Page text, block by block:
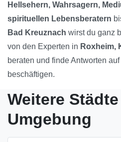
Hellsehern, Wahrsagern,
spirituellen Lebensberatern
Bad Kreuznach wirst du ganz
von den Experten in Roxheim,
beraten und finde Antworten
beschäftigen.
Weitere
Umgebung